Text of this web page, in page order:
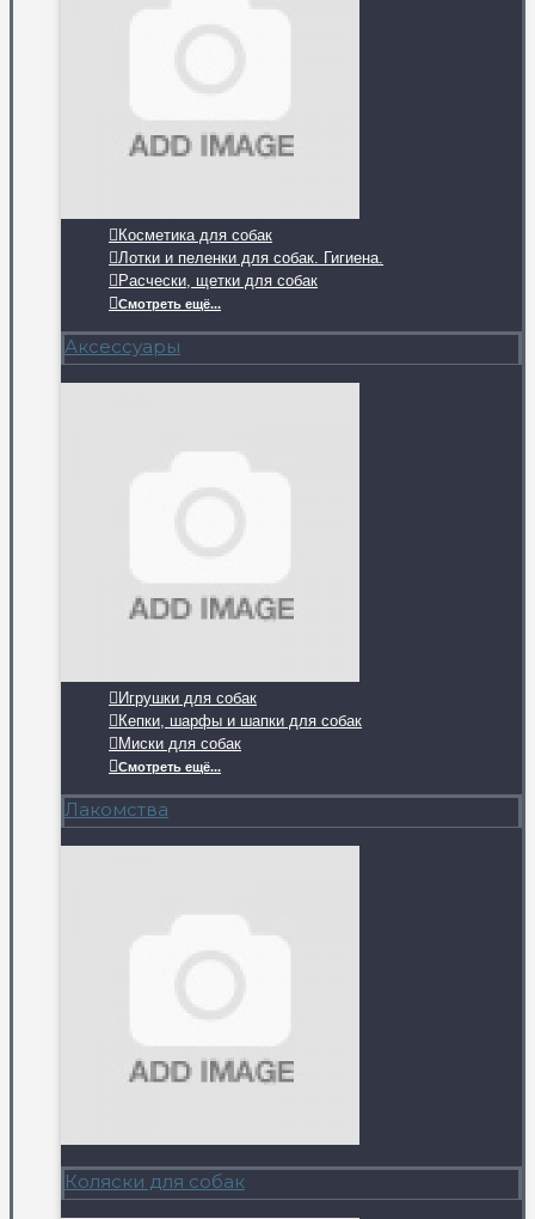
Косметика для собак
Лотки и пеленки для собак. Гигиена.
Расчески, щетки для собак
Смотреть ещё...
Аксессуары
Игрушки для собак
Кепки, шарфы и шапки для собак
Миски для собак
Смотреть ещё...
Лакомства
Коляски для собак